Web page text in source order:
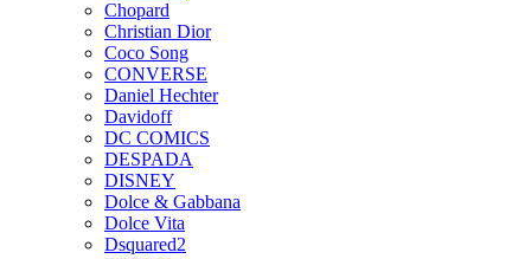
Chopard
Christian Dior
Coco Song
CONVERSE
Daniel Hechter
Davidoff
DC COMICS
DESPADA
DISNEY
Dolce & Gabbana
Dolce Vita
Dsquared2